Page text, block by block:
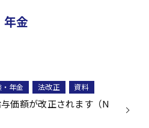
年金
年金 法改正 資料
価額が改正されます（N